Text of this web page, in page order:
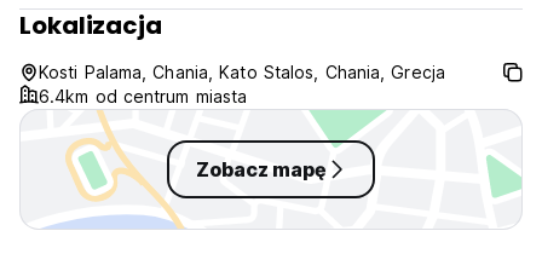
nie mogą przebywać zwierzęta. (Auto-translated from
original language)
Lokalizacja
Kosti Palama, Chania, Kato Stalos, Chania, Grecja
6.4km od centrum miasta
Zobacz mapę